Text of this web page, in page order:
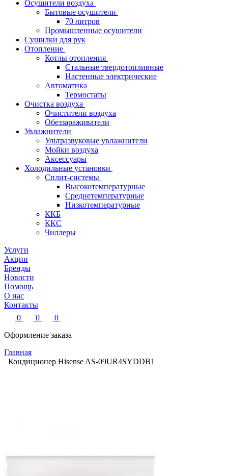
Осушители воздуха
Бытовые осушители
70 литров
Промышленные осушители
Сушилки для рук
Отопление
Котлы отопления
Стальные твердотопливные
Настенные электрические
Автоматика
Термостаты
Очистка воздуха
Очистители воздуха
Обеззараживатели
Увлажнители
Ультразвуковые увлажнители
Мойки воздуха
Аксессуары
Холодильные установки
Сплит-системы
Высокотемпературные
Среднетемпературные
Низкотемпературные
ККБ
ККС
Чиллеры
Услуги
Акции
Бренды
Новости
Помощь
О нас
Контакты
0
0
0
Оформление заказа
Главная
Кондиционер Hisense AS-09UR4SYDDB1